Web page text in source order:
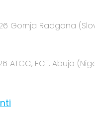
Gornja Radgona
ATCC, FCT, Abuja